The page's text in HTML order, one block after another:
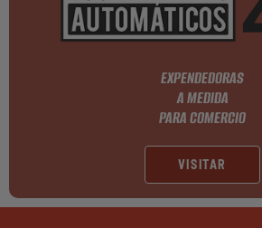
EXPENDEDORAS
A MEDIDA
PARA COMERCIO
VISITAR